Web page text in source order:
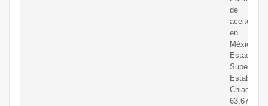
de
aceite
en
México
Estados
Superficie
Chiaoas
63,670